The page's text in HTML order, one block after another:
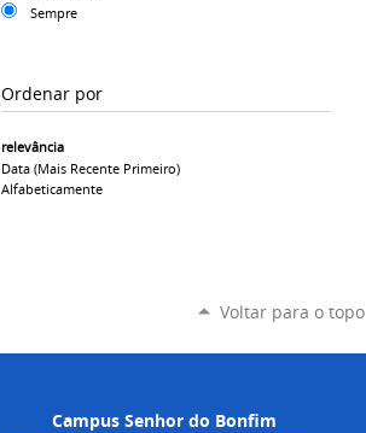
Sempre
Ordenar por
relevância
Data (mais Recente Primeiro)
Alfabeticamente
Voltar para o topo
Campus Senhor do Bonfim